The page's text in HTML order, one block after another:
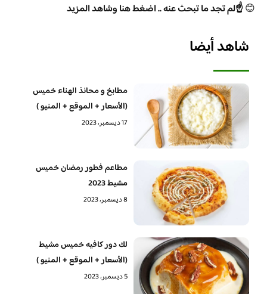
😊☝️لم تجد ما تبحث عنه .. اضغط هنا وشاهد المزيد
شاهد أيضا
مطابخ و محانذ الهناء خميس
(الأسعار + الموقع + المنيو )
17 ديسمبر، 2023
مطاعم فطور رمضان خميس
مشيط 2023
8 ديسمبر، 2023
لك دور كافيه خميس مشيط
(الأسعار + الموقع + المنيو )
5 ديسمبر، 2023